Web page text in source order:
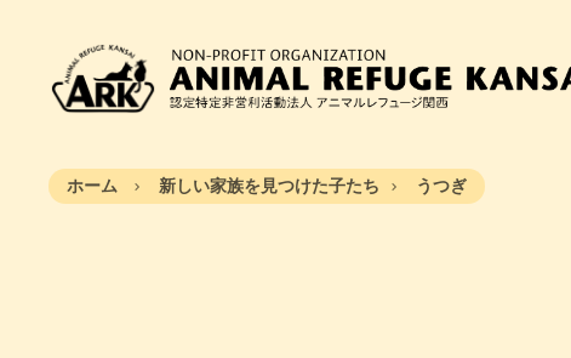
ホーム 新しい家族を見つけた子たち うつぎ